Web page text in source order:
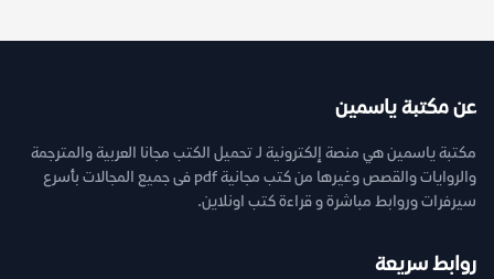
عن مكتبة ياسمين
مكتبة ياسمين هي منصة إلكترونية لـ تحميل الكتب مجانا العربية والمترجمة
والروايات والقصص وغيرها من كتب مجانية pdf فى جميع المجالات بأسرع
سيرفرات وروابط مباشرة و قراءة كتب اونلاين.
روابط سريعة